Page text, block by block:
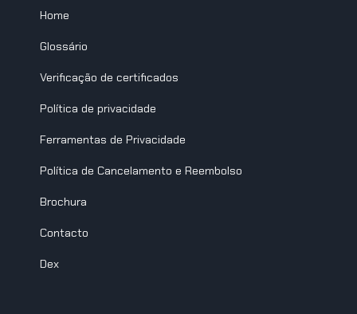
Home
Glossário
Verificação de certificados
Política de privacidade
Ferramentas de Privacidade
Política de Cancelamento e Reembolso
Brochura
Contacto
Dex